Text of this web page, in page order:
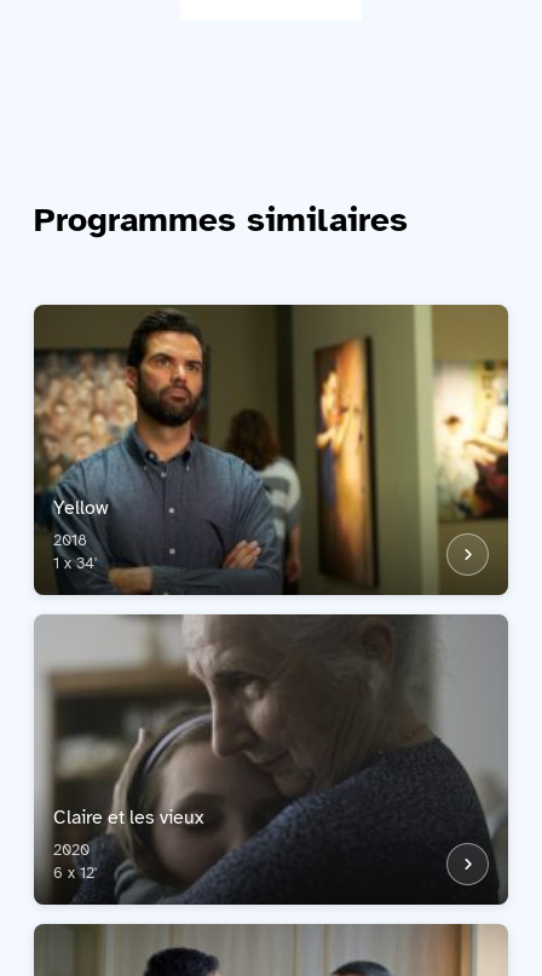
Programmes similaires
Yellow
2018
1 x 34'
Claire et les vieux
2020
6 x 12'